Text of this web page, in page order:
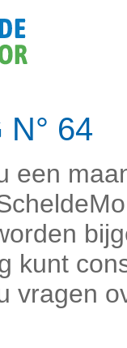
N°
een
kunt
vragen